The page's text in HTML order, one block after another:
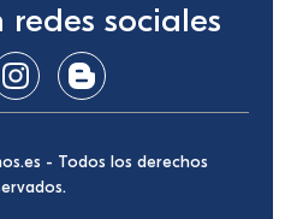
redes sociales
- Todos los derechos